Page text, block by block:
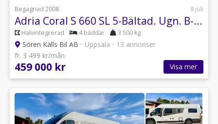
Begagnad 2008 8 juli
Adria Coral S 660 SL 5-Bältad. Ugn. B-Körkort CORAL 660 SL
Halvintegrerad 4 bäddar 3 500 kg
Sören Källs Bil AB • Uppsala • 13 annonser
fr. 3 499 kr/mån
459 000 kr Visa mer